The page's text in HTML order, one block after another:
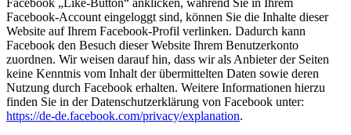
Facebook „Like-Button“ anklicken, während Sie in Ihrem
Facebook-Account eingeloggt sind, können Sie die Inhalte dieser
Website auf Ihrem Facebook-Profil verlinken. Dadurch kann
Facebook den Besuch dieser Website Ihrem Benutzerkonto
zuordnen. Wir weisen darauf hin, dass wir als Anbieter der Seiten
keine Kenntnis vom Inhalt der übermittelten Daten sowie deren
Nutzung durch Facebook erhalten. Weitere Informationen hierzu
finden Sie in der Datenschutzerklärung von Facebook unter:
https://de-de.facebook.com/privacy/explanation.